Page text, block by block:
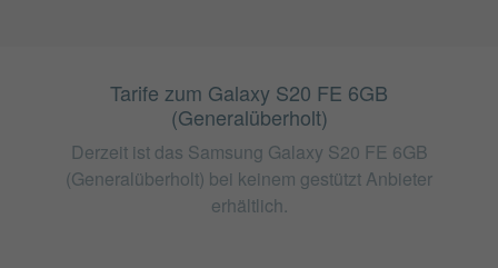
Tarife zum Galaxy S20 FE 6GB
(Generalüberholt)
Derzeit ist das Samsung Galaxy S20 FE 6GB
(Generalüberholt) bei keinem gestützt Anbieter
erhältlich.